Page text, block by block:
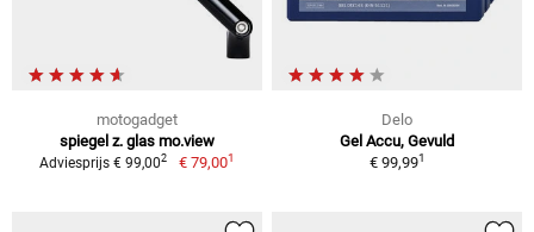
motogadget
spiegel z. glas mo.view
Adviesprijs € 99,002 € 79,001
Delo
Gel Accu, Gevuld
€ 99,991